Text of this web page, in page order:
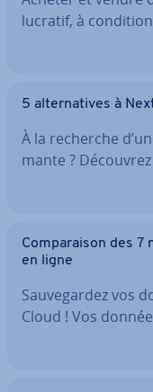
lucratif, à
5 al­ter­na­tives à
À la recherche
mante ?
Com­pa­rai­son des 7
en ligne
Sau­ve­gar­dez vos
Cloud ! Vos